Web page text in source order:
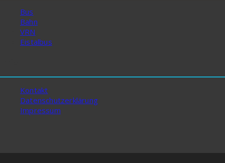
Bus
Bahn
VRN
Eistalbus
Kontakt
Datenschutzerklärung
Impressum